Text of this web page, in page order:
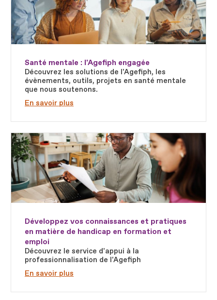
Santé mentale : l'Agefiph engagée
Découvrez les solutions de l'Agefiph, les
évènements, outils, projets en santé mentale
que nous soutenons.
En savoir plus
Développez vos connaissances et pratiques
en matière de handicap en formation et
emploi
Découvrez le service d'appui à la
professionnalisation de l'Agefiph
En savoir plus
Fichier